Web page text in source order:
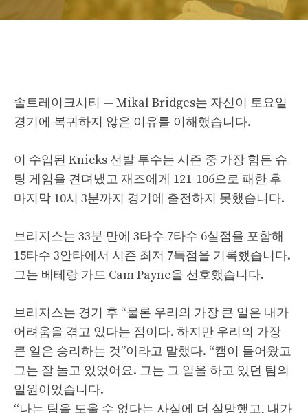
솔트레이크시티 — Mikal Bridges는 자신이 토요일
경기에 복귀하지 않은 이유를 이해했습니다.
이 수입된 Knicks 선발 투수는 시즌 중 가장 힘든 슈
팅 게임을 견뎌냈고 재즈에게 121-106으로 패한 후
마지막 10시 3분까지 경기에 출전하지 못했습니다.
브리지스는 33분 만에 3타수 7타수 6실점을 포함해
15타수 3안타에서 시즌 최저 7득점을 기록했습니다.
그는 베테랑 가드 Cam Payne을 선호했습니다.
브리지스는 경기 후 “물론 우리의 가장 큰 일은 내가
어려움을 겪고 있다는 점이다. 하지만 우리의 가장
큰 일은 승리하는 것”이라고 말했다. “캠이 들어왔고
그는 잘 놀고 있었어요. 그는 그 일을 하고 있던 팀의
일원이었습니다.
“나는 팀을 도울 수 없다는 사실에 더 실망했고, 내가